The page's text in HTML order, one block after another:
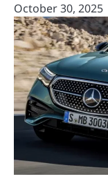
October 30, 2025